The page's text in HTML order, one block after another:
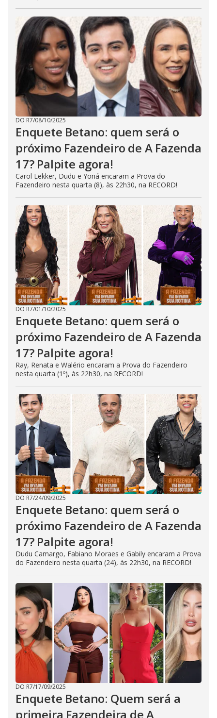
DO R7/08/10/2025
Enquete Betano: quem será o
próximo Fazendeiro de A Fazenda
17? Palpite agora!
Carol Lekker, Dudu e Yoná encaram a Prova do
Fazendeiro nesta quarta (8), às 22h30, na RECORD!
DO R7/01/10/2025
Enquete Betano: quem será o
próximo Fazendeiro de A Fazenda
17? Palpite agora!
Ray, Renata e Walério encaram a Prova do Fazendeiro
nesta quarta (1º), às 22h30, na RECORD!
DO R7/24/09/2025
Enquete Betano: quem será o
próximo Fazendeiro de A Fazenda
17? Palpite agora!
Dudu Camargo, Fabiano Moraes e Gabily encaram a Prova
do Fazendeiro nesta quarta (24), às 22h30, na RECORD!
DO R7/17/09/2025
Enquete Betano: Quem será a
primeira Fazendeira de A